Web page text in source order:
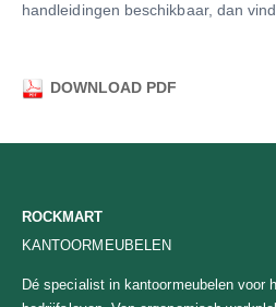
handleidingen beschikbaar, dan
DOWNLOAD PDF
ROCKMART
KANTOORMEUBELEN
Dé specialist in kantoormeubelen voor